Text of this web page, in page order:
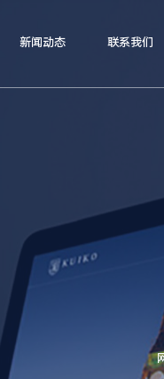
新闻动态 联系我们